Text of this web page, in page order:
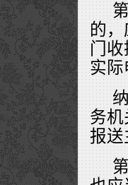
的
门
实际
务
报送